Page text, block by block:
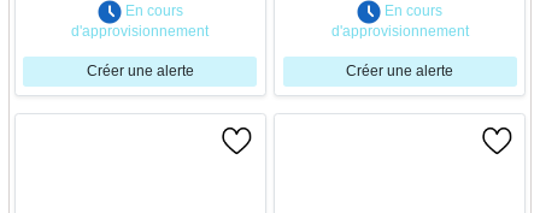
En cours
d'approvisionnement
Créer une alerte
En cours
d'approvisionnement
Créer une alerte